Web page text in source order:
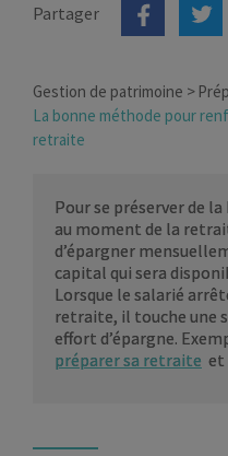
Partager
Gestion de patrimoine
La bonne méthode pour
retraite
Pour se préserver de
au moment de la
d’épargner
capital qui sera
Lorsque le salarié
retraite, il touche une
effort d’épargne.
préparer sa retraite et